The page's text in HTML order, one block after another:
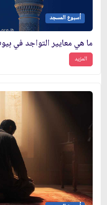
أسبوع المسجد
ما هي معايير التواجد في
المزيد